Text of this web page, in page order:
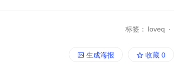
标签： loveq ·
生成海报 收藏0